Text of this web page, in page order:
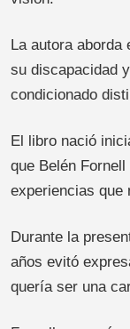
La autora
su discapacidad
condicionado
El libro nació
que Belén
experiencias que
Durante la
años evitó
quería ser una